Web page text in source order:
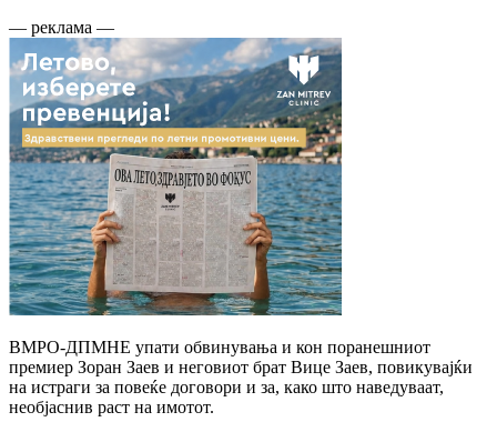
— реклама —
ВМРО-ДПМНЕ упати обвинувања и кон поранешниот
премиер Зоран Заев и неговиот брат Вице Заев, повикувајќи
на истраги за повеќе договори и за, како што наведуваат,
необјаснив раст на имотот.